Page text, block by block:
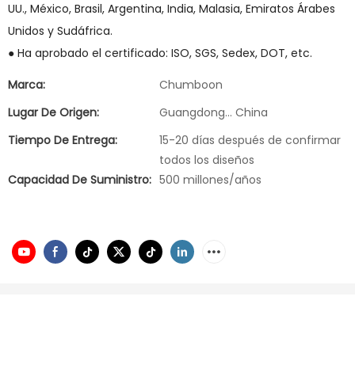
UU., México, Brasil, Argentina, India, Malasia, Emiratos Árabes
Unidos y Sudáfrica.
● Ha aprobado el certificado: ISO, SGS, Sedex, DOT, etc.
Marca:
Chumboon
Lugar De Origen:
Guangdong... China
Tiempo De Entrega:
15-20 días después de confirmar
todos los diseños
Capacidad De Suministro: 500 millones/años